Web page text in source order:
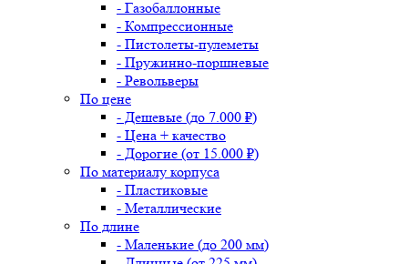
- Газобаллонные
- Компрессионные
- Пистолеты-пулеметы
- Пружинно-поршневые
- Револьверы
По цене
- Дешевые (до 7.000 ₽)
- Цена + качество
- Дорогие (от 15.000 ₽)
По материалу корпуса
- Пластиковые
- Металлические
По длине
- Маленькие (до 200 мм)